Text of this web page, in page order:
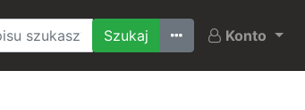
Ostatnio szukane
Konto